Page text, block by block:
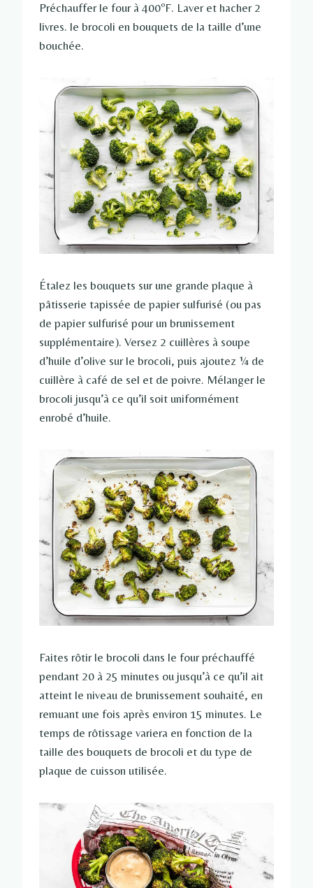
Préchauffer le four à 400ºF. Laver et hacher 2
livres. le brocoli en bouquets de la taille d’une
bouchée.
Étalez les bouquets sur une grande plaque à
pâtisserie tapissée de papier sulfurisé (ou pas
de papier sulfurisé pour un brunissement
supplémentaire). Versez 2 cuillères à soupe
d’huile d’olive sur le brocoli, puis ajoutez ¼ de
cuillère à café de sel et de poivre. Mélanger le
brocoli jusqu’à ce qu’il soit uniformément
enrobé d’huile.
Faites rôtir le brocoli dans le four préchauffé
pendant 20 à 25 minutes ou jusqu’à ce qu’il ait
atteint le niveau de brunissement souhaité, en
remuant une fois après environ 15 minutes. Le
temps de rôtissage variera en fonction de la
taille des bouquets de brocoli et du type de
plaque de cuisson utilisée.